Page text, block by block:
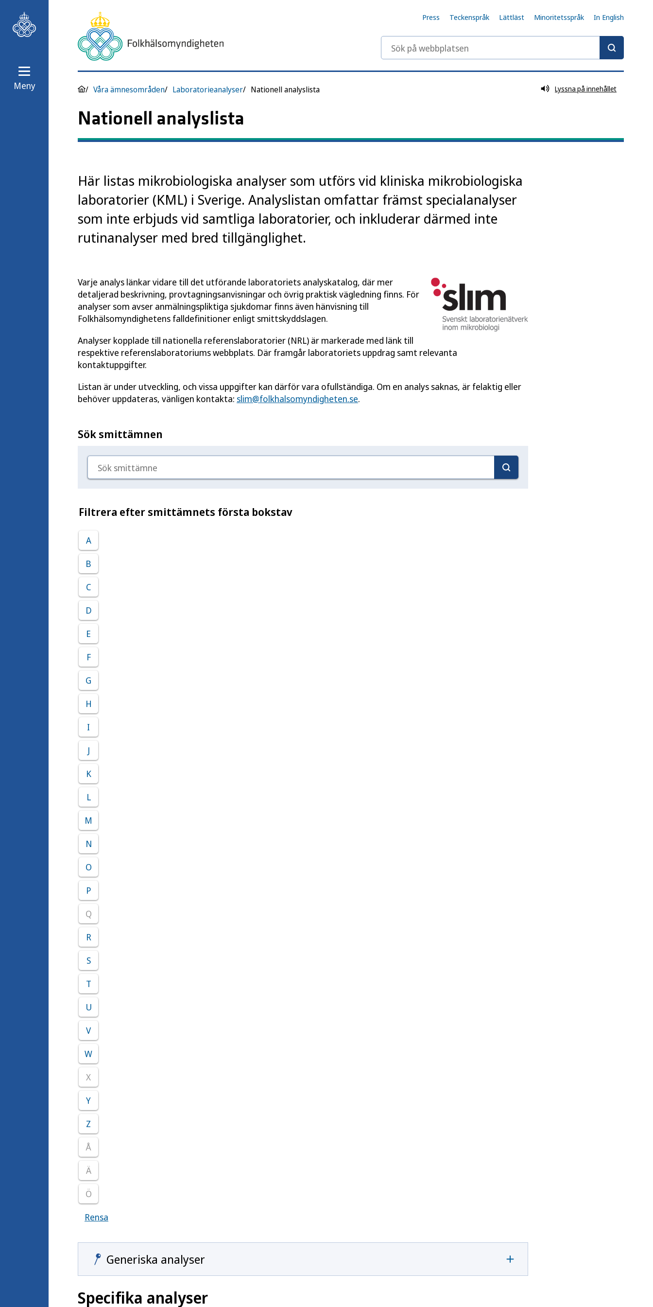
Meny
Press Teckenspråk Lättläst Minoritetsspråk In English
Sök på webbplatsen
Våra ämnesområden Laboratorieanalyser Nationell analyslista Lyssna på innehållet
Nationell analyslista
Här listas mikrobiologiska analyser som utförs vid kliniska mikrobiologiska
laboratorier (KML) i Sverige. Analyslistan omfattar främst specialanalyser
som inte erbjuds vid samtliga laboratorier, och inkluderar därmed inte
rutinanalyser med bred tillgänglighet.
Varje analys länkar vidare till det utförande laboratoriets analyskatalog, där mer
detaljerad beskrivning, provtagningsanvisningar och övrig praktisk vägledning finns. För
analyser som avser anmälningspliktiga sjukdomar finns även hänvisning till
Folkhälsomyndighetens falldefinitioner enligt smittskyddslagen.
Analyser kopplade till nationella referenslaboratorier (NRL) är markerade med länk till
respektive referenslaboratoriums webbplats. Där framgår laboratoriets uppdrag samt relevanta
kontaktuppgifter.
Listan är under utveckling, och vissa uppgifter kan därför vara ofullständiga. Om en analys saknas, är felaktig eller
behöver uppdateras, vänligen kontakta: slim@folkhalsomyndigheten.se.
Sök smittämnen
Sök smittämne
Filtrera efter smittämnets första bokstav
A
B
C
D
E
F
G
H
I
J
K
L
M
N
O
P
Q
R
S
T
U
V
W
X
Y
Z
Å
Ä
Ö
Rensa
Generiska analyser
Specifika analyser